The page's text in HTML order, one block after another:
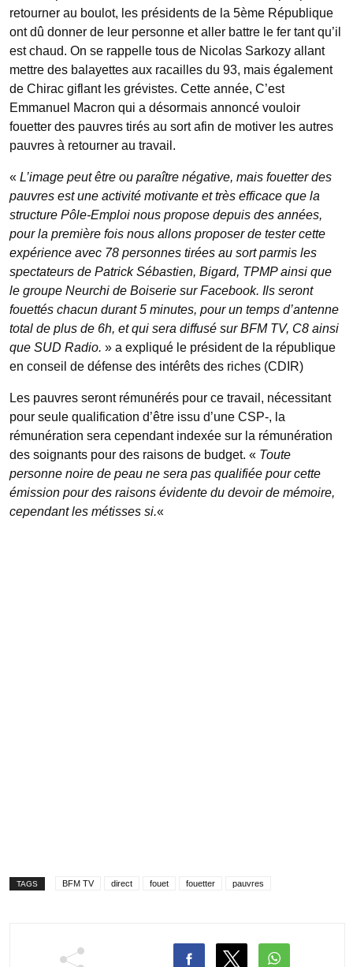
retourner au boulot, les présidents de la 5ème République
ont dû donner de leur personne et aller battre le fer tant qu’il
est chaud. On se rappelle tous de Nicolas Sarkozy allant
mettre des balayettes aux racailles du 93, mais également
de Chirac giflant les grévistes. Cette année, C’est
Emmanuel Macron qui a désormais annoncé vouloir
fouetter des pauvres tirés au sort afin de motiver les autres
pauvres à retourner au travail.
« L’image peut être ou paraître négative, mais fouetter des
pauvres est une activité motivante et très efficace que la
structure Pôle-Emploi nous propose depuis des années,
pour la première fois nous allons proposer de tester cette
expérience avec 78 personnes tirées au sort parmis les
spectateurs de Patrick Sébastien, Bigard, TPMP ainsi que
le groupe Neurchi de Boiserie sur Facebook. Ils seront
fouettés chacun durant 5 minutes, pour un temps d’antenne
total de plus de 6h, et qui sera diffusé sur BFM TV, C8 ainsi
que SUD Radio. » a expliqué le président de la république
en conseil de défense des intérêts des riches (CDIR)
Les pauvres seront rémunérés pour ce travail, nécessitant
pour seule qualification d’être issu d’une CSP-, la
rémunération sera cependant indexée sur la rémunération
des soignants pour des raisons de budget. « Toute
personne noire de peau ne sera pas qualifiée pour cette
émission pour des raisons évidente du devoir de mémoire,
cependant les métisses si.«
TAGS BFM TV direct fouet fouetter pauvres